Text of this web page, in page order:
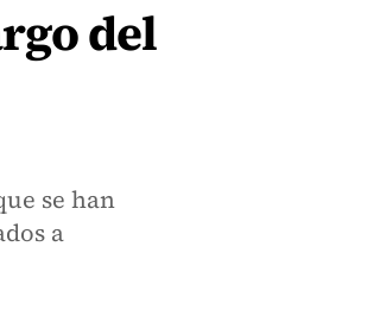
del
se han
a